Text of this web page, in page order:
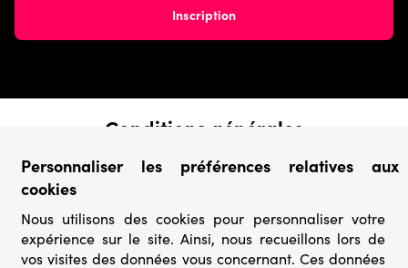
Conditions générales
› Conditions de vente
› Conditions d’utilisation
› Confidentialité & Protection des Données
› Informations légales
Catégories
Personnaliser les préférences relatives aux
cookies
Nous utilisons des cookies pour personnaliser votre
expérience sur le site. Ainsi, nous recueillons lors de
vos visites des données vous concernant. Ces données